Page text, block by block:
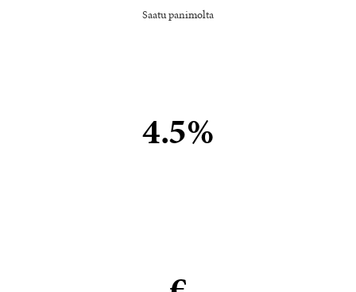
Saatu panimolta
4.5%